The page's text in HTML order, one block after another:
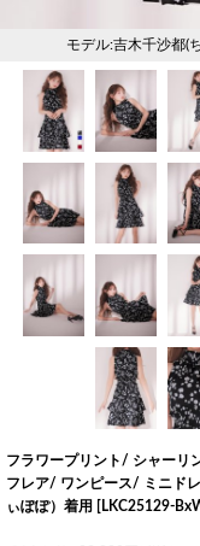
フラワープリント/ シャー
フレア/ ワンピース/ ミニド
ぃぽぽ）着用 [ LKC25129-